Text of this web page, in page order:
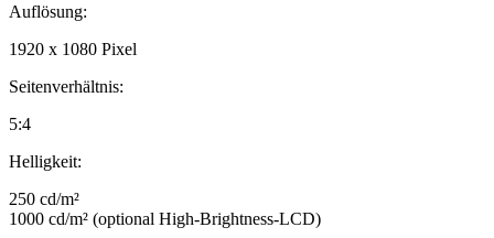
Auflösung:
1920 x 1080 Pixel
Seitenverhältnis:
5:4
Helligkeit:
250 cd/m²
1000 cd/m² (optional High-Brightness-LCD)